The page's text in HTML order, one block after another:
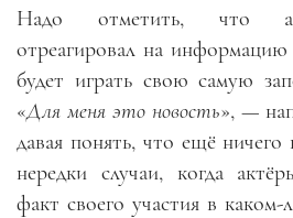
Надо отметить, что
отреагировал на
будет играть свою самую
«Для меня это новость», —
давая понять, что ещё
нередки случаи, когда
факт своего участия в